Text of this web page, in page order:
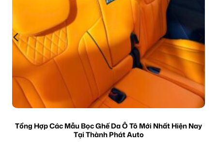
Tổng Hợp Các Mẫu Bọc Ghế Da Ô Tô Mới Nhất Hiện Nay
Tại Thành Phát Auto